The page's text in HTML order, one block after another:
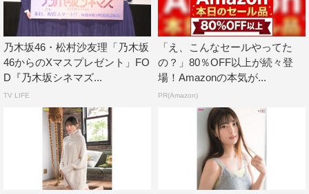
＜そのほかのラインナップ＞
★9周年直前のNMB48は、水着グラビア16ページでお祝
乃木坂46・松村沙友理「乃木坂
46からのXマスプレゼント」FO
D『乃木坂シネマズ...
TV LIFE
「え、こんなセールやってた
の？」80％OFF以上が続々登
場！Amazonの本気が...
PR(Amazon)